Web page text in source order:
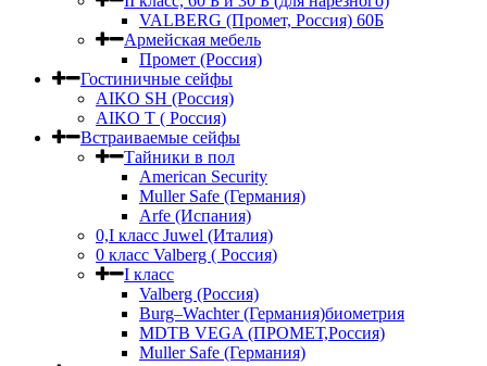
VALBERG (Промет, Россия) 60Б
Армейская мебель
Промет (Россия)
Гостиничные сейфы
AIKO SH (Россия)
AIKO Т ( Россия)
Встраиваемые сейфы
Тайники в пол
American Security
Muller Safe (Германия)
Arfe (Испания)
0,I класс Juwel (Италия)
0 класс Valberg ( Россия)
I класс
Valberg (Россия)
Burg–Wachter (Германия)биометрия
MDTB VEGA (ПРОМЕТ,Россия)
Muller Safe (Германия)